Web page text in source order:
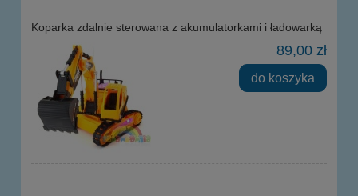
Koparka zdalnie sterowana z akumulatorkami i ładowarką
89,00 zł
do koszyka